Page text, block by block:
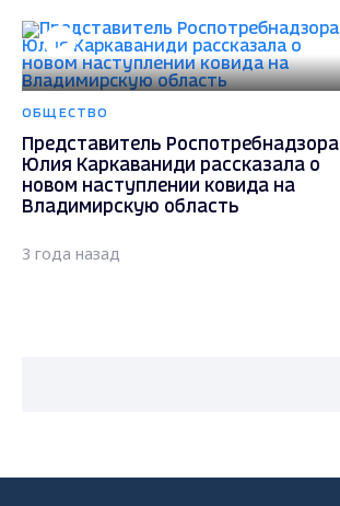
ОБЩЕСТВО
Представитель Роспотребнадзора
Юлия Каркаваниди рассказала о
новом наступлении ковида на
Владимирскую область
3 года назад